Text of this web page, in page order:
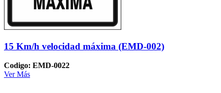
15 Km/h velocidad máxima (EMD-002)
Codigo: EMD-0022
Ver Más